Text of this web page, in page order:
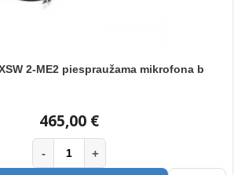
2-ME2 piespraužama mikrofona b
465,00 €
- +